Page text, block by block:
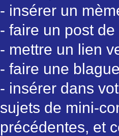
- insérer un
- faire un post
- mettre un lien
- faire une
- insérer dans
sujets de mini-
précédentes, et